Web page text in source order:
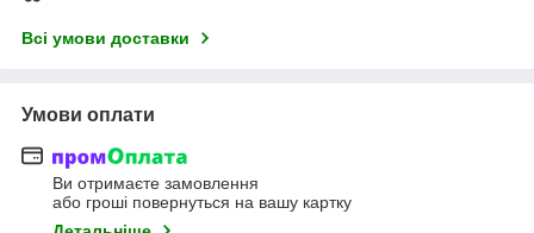
Всі умови доставки
Умови оплати
Ви отримаєте замовлення
або гроші повернуться на вашу картку